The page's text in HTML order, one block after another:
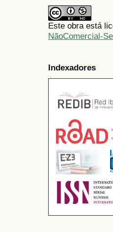
Este obra está
NãoComercial-
Indexadores